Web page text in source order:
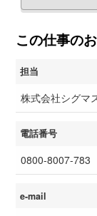
この仕事の
担当
株式会社シグ
電話番号
0800-8007-783
e-mail